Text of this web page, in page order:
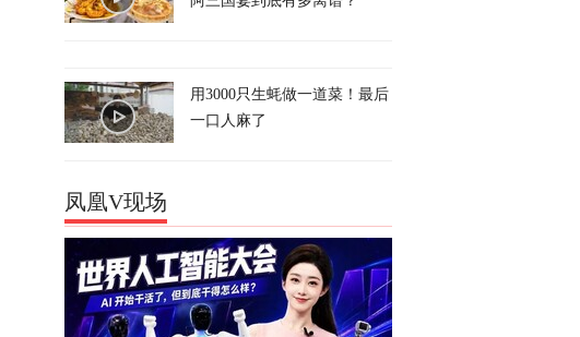
用3000只生蚝做一道菜！最后
一口人麻了
凤凰V现场